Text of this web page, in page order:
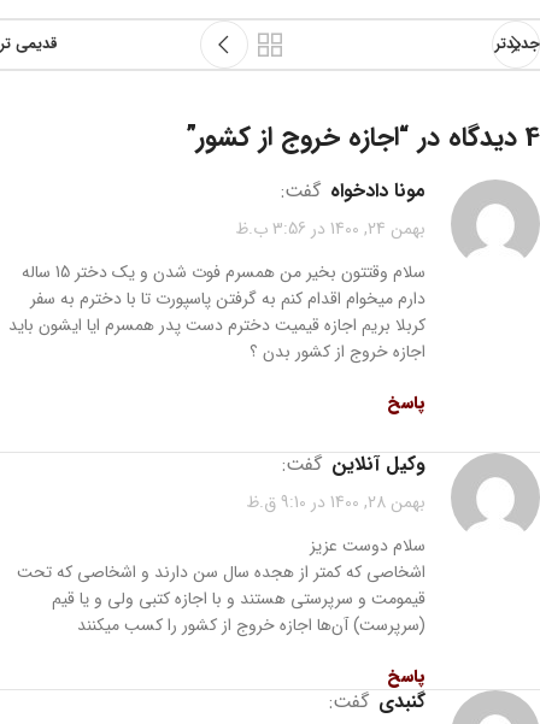
جدیدتر قدیمی تر
4 دیدگاه در “ اجازه خروج از کشور”
مونا دادخواه گفت:
بهمن 24, 1400 در 3:56 ب.ظ
سلام وقتتون بخیر من همسرم فوت شدن و یک دختر 15 ساله
دارم میخوام اقدام کنم به گرفتن پاسپورت تا با دخترم به سفر
کربلا بریم اجازه قیمیت دخترم دست پدر همسرم ایا ایشون باید
اجازه خروج از کشور بدن ؟
پاسخ
وکیل آنلاین گفت:
بهمن 28, 1400 در 9:10 ق.ظ
سلام دوست عزیز
اشخاصی که کمتر از هجده سال سن دارند و اشخاصی که تحت
قیمومت و سرپرستی هستند و با اجازه کتبی ولی و یا قیم
(سرپرست) آن‌ها اجازه خروج از کشور را کسب میکنند
پاسخ
گنبدی گفت: